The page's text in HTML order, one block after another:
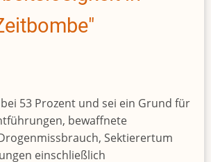
53 Prozent und sei ein Grund für
bewaffnete
Sektierertum
einschließlich